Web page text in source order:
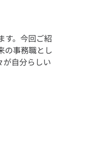
す。今回ご紹
の事務職とし
が自分らしい